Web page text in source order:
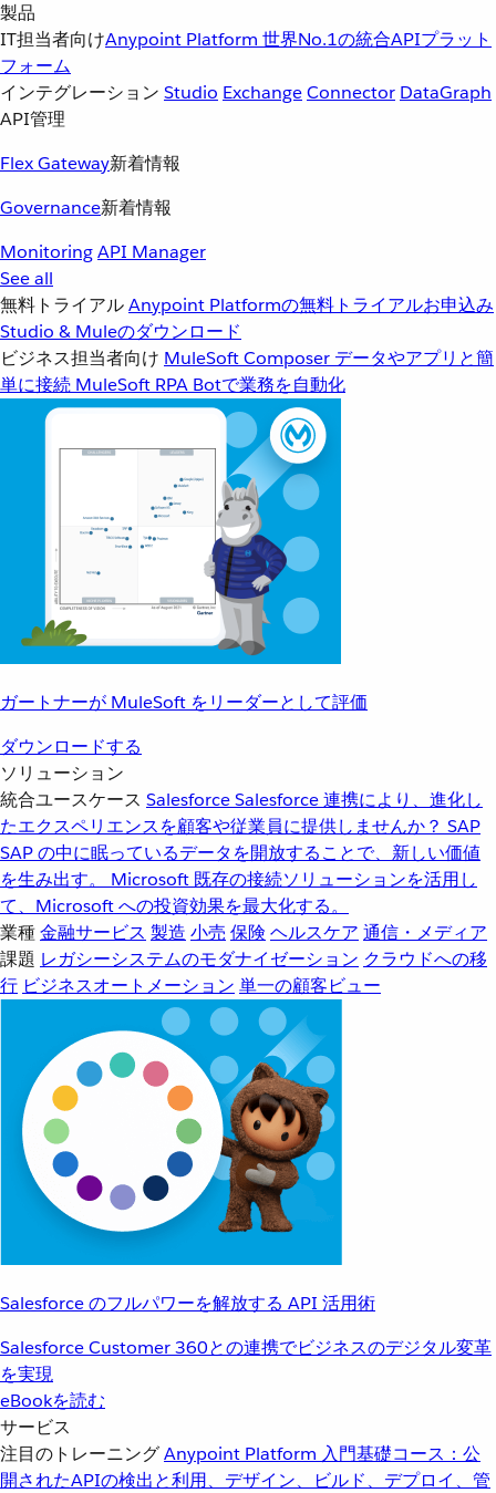
製品
IT担当者向けAnypoint Platform 世界No.1の統合APIプラット
フォーム
インテグレーション Studio ExchangeConnector DataGraph
API管理
Flex Gateway新着情報
Governance新着情報
MonitoringAPI Manager
See all
無料トライアルAnypoint Platformの無料トライアルお申込み
Studio & Muleのダウンロード
ビジネス担当者向け MuleSoft Composer データやアプリと簡
単に接続 MuleSoft RPA Botで業務を自動化
ガートナーが MuleSoft をリーダーとして評価
ダウンロードする
ソリューション
統合ユースケース SalesforceSalesforce 連携により、進化し
たエクスペリエンスを顧客や従業員に提供しませんか？ SAP
SAP の中に眠っているデータを開放することで、新しい価値
を生み出す。
Microsoft 既存の接続ソリューションを活用し
て、Microsoft への投資効果を最大化する。
業種金融サービス 製造 小売 保険 ヘルスケア 通信・メディア
課題 レガシーシステムのモダナイゼーション クラウドへの移
行 ビジネスオートメーション 単一の顧客ビュー
Salesforce のフルパワーを解放する API 活用術
Salesforce Customer 360との連携でビジネスのデジタル変革
を実現
eBookを読む
サービス
注目のトレーニングAnypoint Platform 入門基礎コース：公
開されたAPIの検出と利用、デザイン、ビルド、デプロイ、管